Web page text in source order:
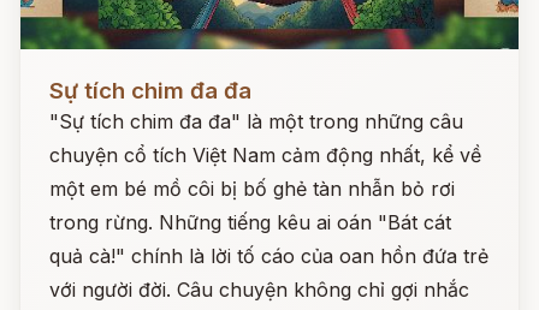
Sự tích chim đa đa
"Sự tích chim đa đa" là một trong những câu
chuyện cổ tích Việt Nam cảm động nhất, kể về
một em bé mồ côi bị bố ghẻ tàn nhẫn bỏ rơi
trong rừng. Những tiếng kêu ai oán "Bát cát
quả cà!" chính là lời tố cáo của oan hồn đứa trẻ
với người đời. Câu chuyện không chỉ gợi nhắc